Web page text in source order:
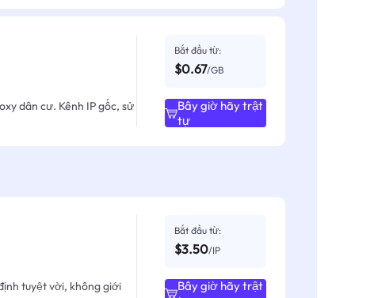
dân cư. Kênh IP gốc, sử
Bắt đầu từ:
$0.67/GB
Bây giờ hãy trật
tự
tuyệt vời, không giới
Bắt đầu từ:
$3.50/IP
Bây giờ hãy trật